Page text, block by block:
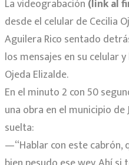
La videograbación (link al
desde el celular de Cecilia
Aguilera Rico sentado
los mensajes en su celular
Ojeda Elizalde.
En el minuto 2 con 50
una obra en el municipio
suelta:
—“Hablar con este cabrón,